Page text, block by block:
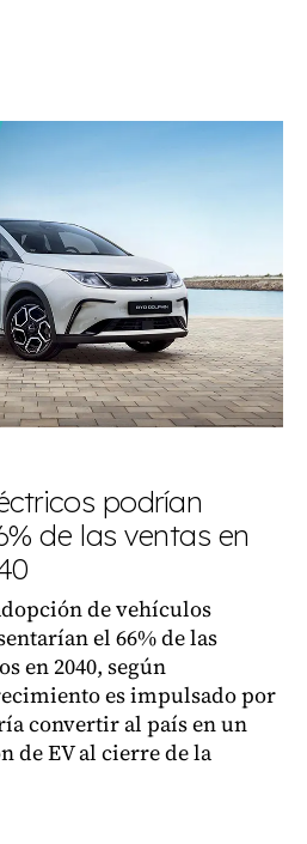
podrían
de las ventas en
de vehículos
el 66% de las
en 2040, según
es impulsado por
convertir al país en un
de EV al cierre de la